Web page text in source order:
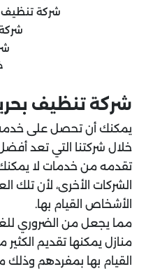
شركة تنظيف
شركة تنظيف
يمكنك أن تحصل على
خلال شركتنا التي تعد
تقدمه من خدمات لا
الشركات الأخرى، لأن تلك
الأشخاص القيام بها.
مما يجعل من الضروري
منازل يمكنها تقديم
القيام بها بمفردهم